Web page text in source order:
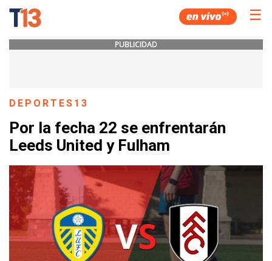
☰
PUBLICIDAD
DEPORTES13
Por la fecha 22 se enfrentarán
Leeds United y Fulham